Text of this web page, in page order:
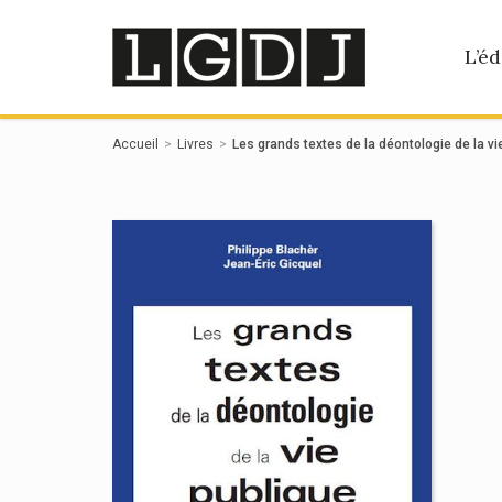
Accueil Livres Les grands textes de la déontologie de la